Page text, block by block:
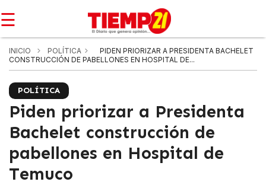
☰
INICIO POLÍTICA
PIDEN PRIORIZAR A PRESIDENTA BACHELET
CONSTRUCCIÓN DE PABELLONES EN HOSPITAL DE...
POLÍTICA
Piden priorizar a Presidenta
Bachelet construcción de
pabellones en Hospital de
Temuco